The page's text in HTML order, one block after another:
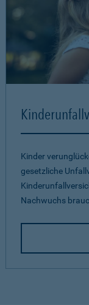
Kinder
gesetzliche
Nachwuchs